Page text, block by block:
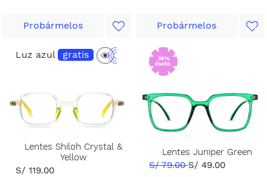
Probármelos Probármelos
Luz azul gratis
Lentes Shiloh Crystal &
Yellow
S/ 119.00
38%
dscto.
Lentes Juniper Green
S/ 79.00S/ 49.00